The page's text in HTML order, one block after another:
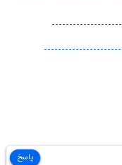
پاسخ